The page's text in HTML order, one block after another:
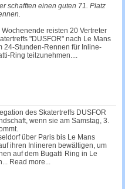
schafften einen guten 71. Platz
Wochenende reisten 20 Vertreter
"DUSFOR" nach Le Mans
24-Stunden-Rennen für Inline-
Ring teilzunehmen....
des Skatertreffs DUSFOR
wenn sie am Samstag, 3.
über Paris bis Le Mans
ihren Inlineren bewältigen, um
auf dem Bugatti Ring in Le
Read more...